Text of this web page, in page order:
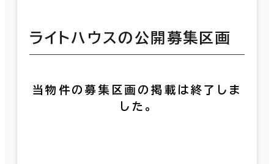
ライトハウスの公開募集区画
当物件の募集区画の掲載は終了しま
した。